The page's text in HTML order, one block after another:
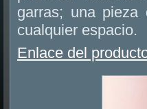
garras; una
cualquier espacio.
Enlace del